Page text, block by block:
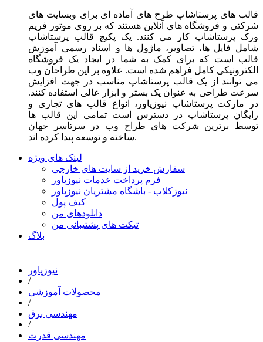
قالب های پرستاشاپ طرح های آماده ای برای وبسایت های
شرکتی و فروشگاه های آنلاین هستند که بر روی موتور فریم
ورک پرستاشاپ کار می کنند. یک پکیج قالب پرستاشاپ
شامل فایل ها، تصاویر، ماژول ها و اسناد رسمی آموزش
قالب است که برای کمک به شما در ایجاد یک فروشگاه
الکترونیکی کامل فراهم شده است. علاوه بر این طراحان وب
می توانند از یک قالب پرستاشاپ مناسب در جهت افزایش
سرعت طراحی به عنوان یک بستر و ابزار عالی استفاده کنند.
در مارکت پرستاشاپ نیوزپاور، انواع قالب های تجاری و
رایگان پرستاشاپ در دسترس است تمامی این قالب ها
توسط برترین شرکت های طراح وب در سرتاسر جهان
ساخته و توسعه پیدا کرده اند.
لینک های ویژه
سفارش خرید از سایت های خارجی
فرم پرداخت خدمات نیوزپاور
نیوزکلاب - باشگاه مشتریان نیوزپاور
کیف پول
دانلودهای من
تیکت های پشتیبانی من
بلاگ
نیوزپاور
/
محصولات آموزشی
/
مهندسی برق
/
مهندسی قدرت